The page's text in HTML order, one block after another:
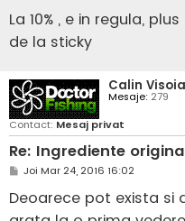
s
a
j
La 10% , e in regula,
de la sticky
Calin
Mesaje: 279
Contact: Mesaj privat
Re: Ingrediente
M
s
a
j
Joi Mar 24, 2016 16:02
Deoarece pot exista si